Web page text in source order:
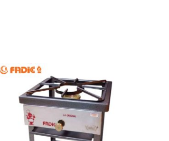
precio
original
era:
S/299.00.
actual
es:
S/179.00.